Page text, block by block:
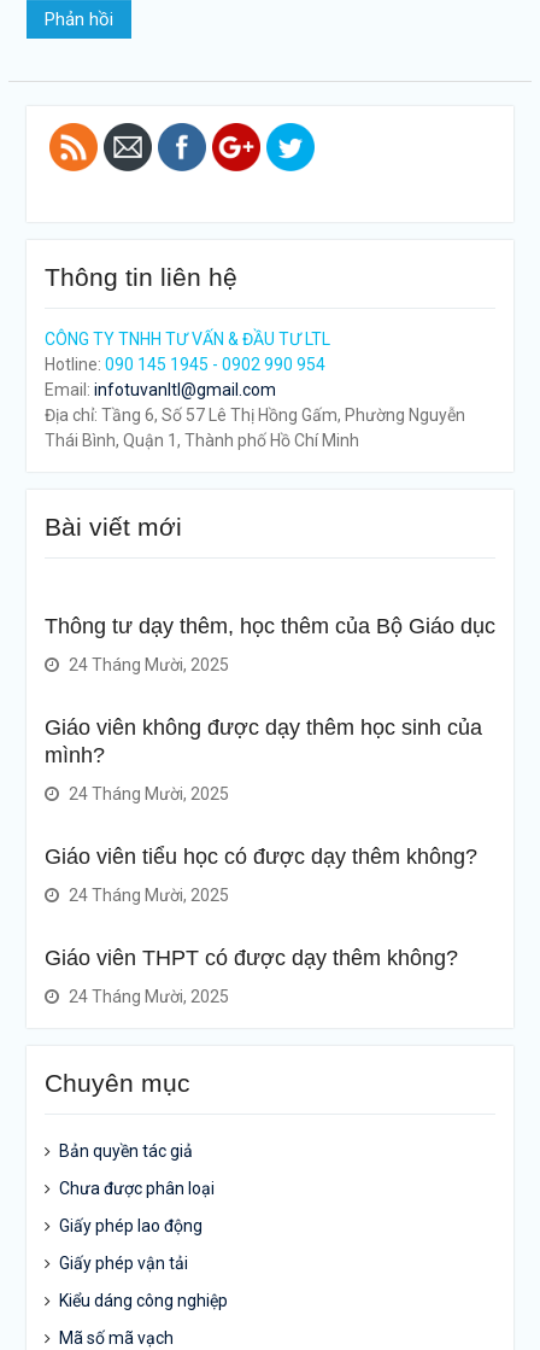
vien">
Thông tin liên hệ
CÔNG TY TNHH TƯ VẤN & ĐẦU TƯ LTL
Hotline: 090 145 1945 - 0902 990 954
Email: infotuvanltl@gmail.com
Địa chỉ: Tầng 6, Số 57 Lê Thị Hồng Gấm, Phường Nguyễn
Thái Bình, Quận 1, Thành phố Hồ Chí Minh
Bài viết mới
Thông tư dạy thêm, học thêm của Bộ Giáo dục
24 Tháng Mười, 2025
Giáo viên không được dạy thêm học sinh của
mình?
24 Tháng Mười, 2025
Giáo viên tiểu học có được dạy thêm không?
24 Tháng Mười, 2025
Giáo viên THPT có được dạy thêm không?
24 Tháng Mười, 2025
Chuyên mục
Bản quyền tác giả
Chưa được phân loại
Giấy phép lao động
Giấy phép vận tải
Kiểu dáng công nghiệp
Mã số mã vạch